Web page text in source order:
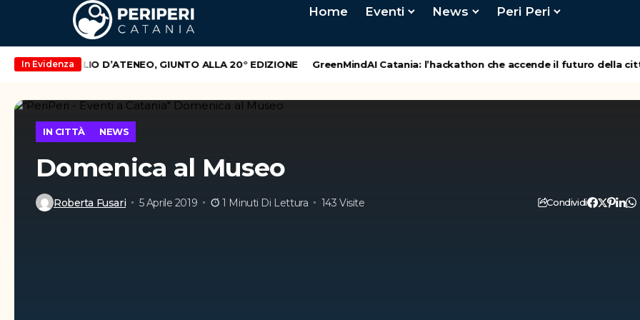
Home Eventi News Peri Peri
In Evidenza
TORNA IL PALIO D’ATENEO, GIUNTO ALLA 20° EDIZIONE GreenMindAI Catania: l’hackathon che accende il futuro della città
IN CITTÀ NEWS
Domenica al Museo
Roberta Fusari 5 Aprile 2019 1 Minuti Di Lettura 143 Visite Condividi